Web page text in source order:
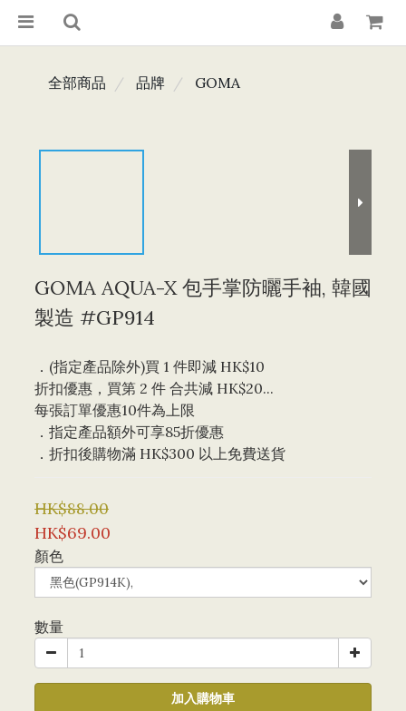
全部商品 品牌 GOMA
GOMA AQUA-X 包手掌防曬手袖, 韓國
製造 #GP914
．(指定產品除外)買 1 件即減 HK$10
折扣優惠，買第 2 件 合共減 HK$20...
每張訂單優惠10件為上限
．指定產品額外可享85折優惠
．折扣後購物滿 HK$300 以上免費送貨
HK$88.00
HK$69.00
顏色
數量
加入購物車